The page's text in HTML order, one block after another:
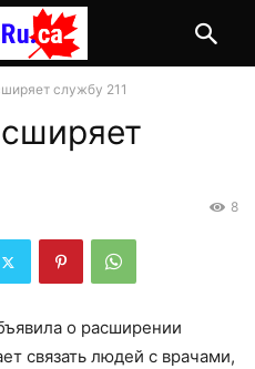
службу 211
8
о расширении
связать людей с врачами,